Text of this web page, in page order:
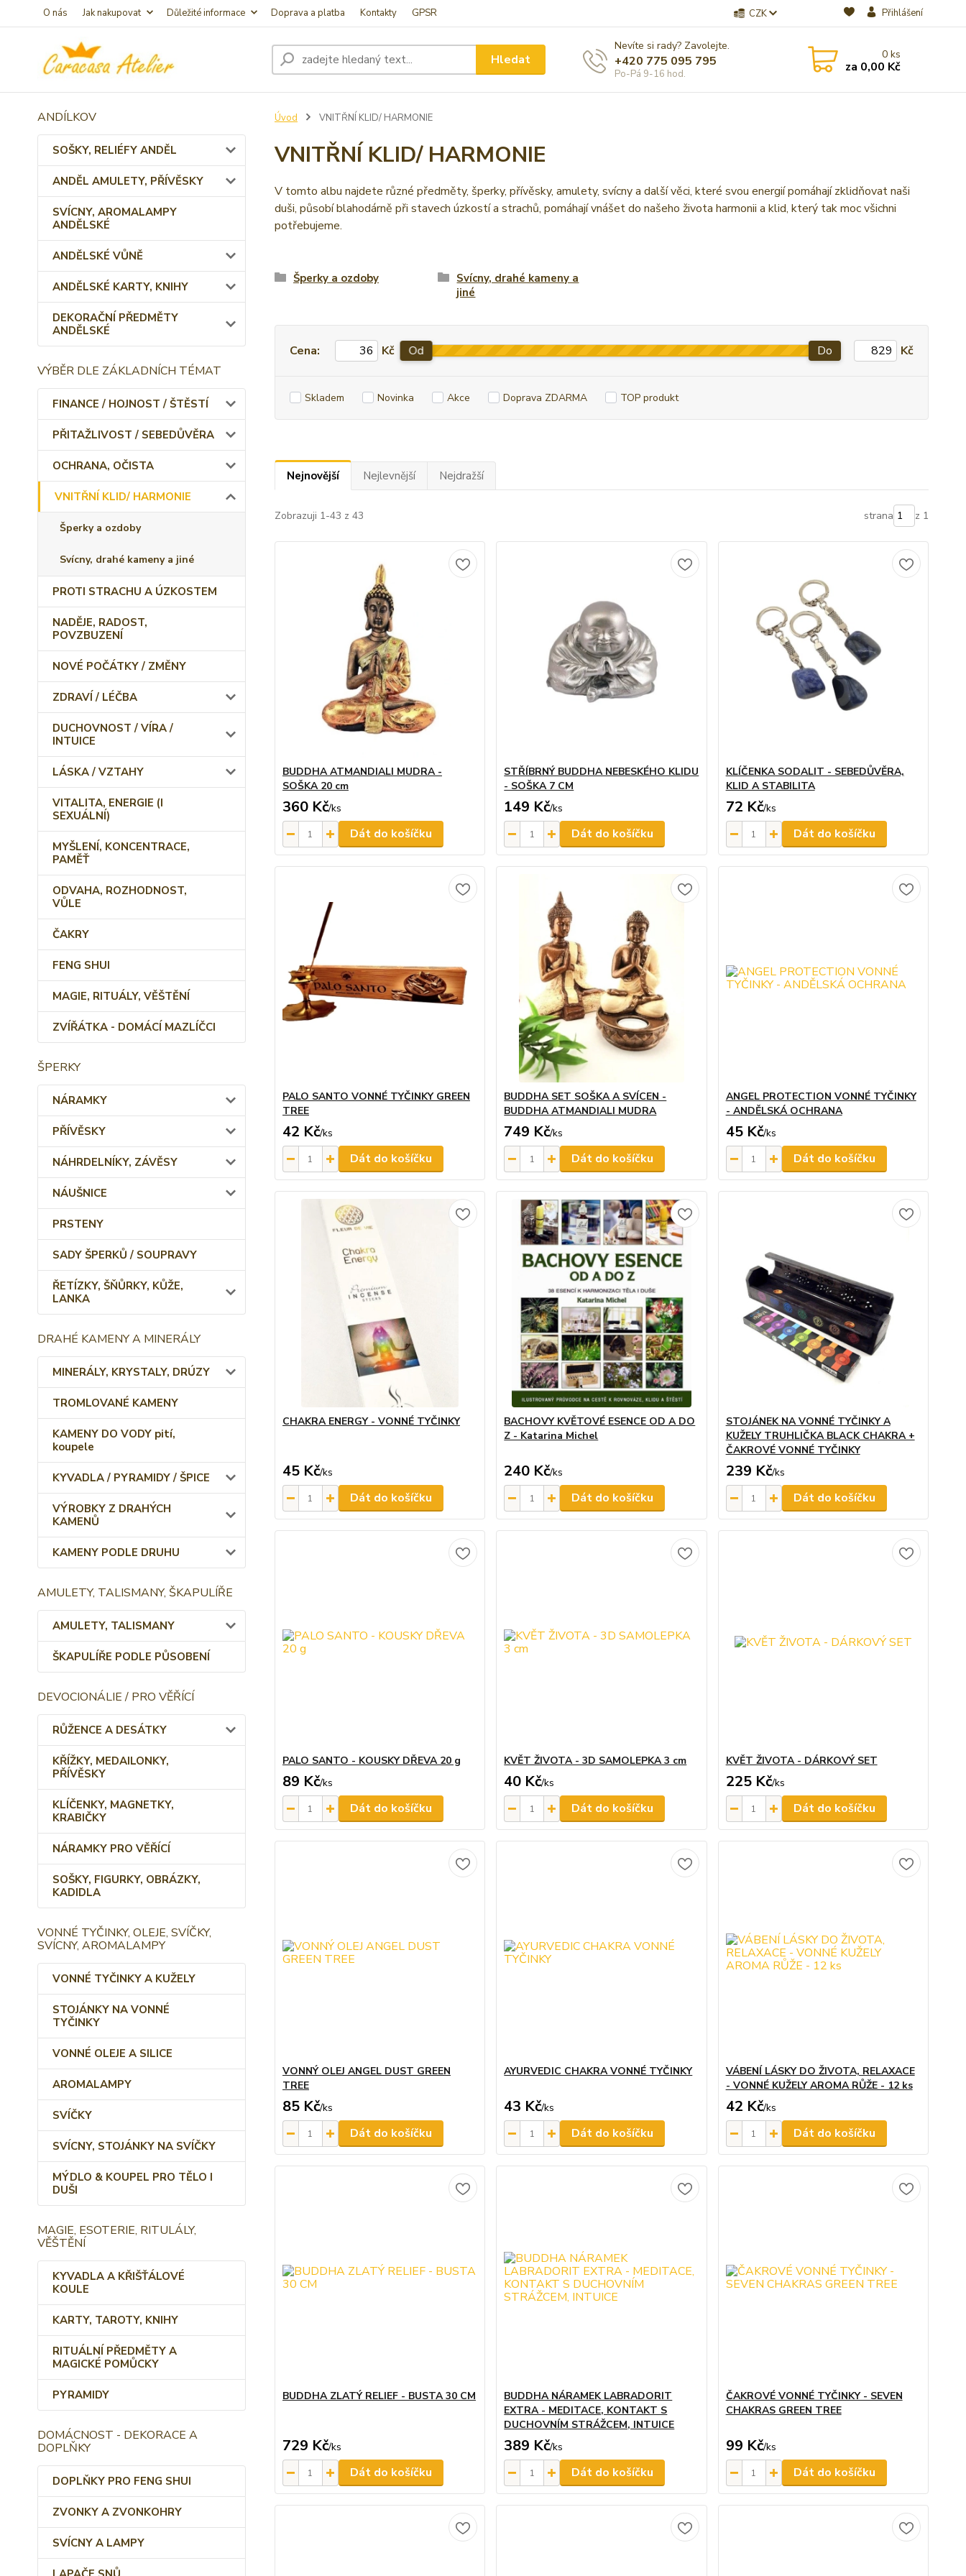
O nás Jak nakupovat Důležité informace Doprava a platba Kontakty GPSR CZK Přihlášení
Hledat
Nevíte si rady? Zavolejte.
+420 775 095 795
Po-Pá 9-16 hod.
0ks
za 0,00 Kč
ANDÍLKOV
SOŠKY, RELIÉFY ANDĚL
ANDĚL AMULETY, PŘÍVĚSKY
SVÍCNY, AROMALAMPY
ANDĚLSKÉ
ANDĚLSKÉ VŮNĚ
ANDĚLSKÉ KARTY, KNIHY
DEKORAČNÍ PŘEDMĚTY
ANDĚLSKÉ
VÝBĚR DLE ZÁKLADNÍCH TÉMAT
FINANCE / HOJNOST / ŠTĚSTÍ
PŘITAŽLIVOST / SEBEDŮVĚRA
OCHRANA, OČISTA
VNITŘNÍ KLID/ HARMONIE
Šperky a ozdoby
Svícny, drahé kameny a jiné
PROTI STRACHU A ÚZKOSTEM
NADĚJE, RADOST,
POVZBUZENÍ
NOVÉ POČÁTKY / ZMĚNY
ZDRAVÍ / LÉČBA
DUCHOVNOST / VÍRA /
INTUICE
LÁSKA / VZTAHY
VITALITA, ENERGIE (I
SEXUÁLNÍ)
MYŠLENÍ, KONCENTRACE,
PAMĚŤ
ODVAHA, ROZHODNOST,
VŮLE
ČAKRY
FENG SHUI
MAGIE, RITUÁLY, VĚŠTĚNÍ
ZVÍŘÁTKA - DOMÁCÍ MAZLÍČCI
ŠPERKY
NÁRAMKY
PŘÍVĚSKY
NÁHRDELNÍKY, ZÁVĚSY
NÁUŠNICE
PRSTENY
SADY ŠPERKŮ / SOUPRAVY
ŘETÍZKY, ŠŇŮRKY, KŮŽE,
LANKA
DRAHÉ KAMENY A MINERÁLY
MINERÁLY, KRYSTALY, DRÚZY
TROMLOVANÉ KAMENY
KAMENY DO VODY pití,
koupele
KYVADLA / PYRAMIDY / ŠPICE
VÝROBKY Z DRAHÝCH
KAMENŮ
KAMENY PODLE DRUHU
AMULETY, TALISMANY, ŠKAPULÍŘE
AMULETY, TALISMANY
ŠKAPULÍŘE PODLE PŮSOBENÍ
DEVOCIONÁLIE / PRO VĚŘÍCÍ
RŮŽENCE A DESÁTKY
KŘÍŽKY, MEDAILONKY,
PŘÍVĚSKY
KLÍČENKY, MAGNETKY,
KRABIČKY
NÁRAMKY PRO VĚŘÍCÍ
SOŠKY, FIGURKY, OBRÁZKY,
KADIDLA
VONNÉ TYČINKY, OLEJE, SVÍČKY,
SVÍCNY, AROMALAMPY
VONNÉ TYČINKY A KUŽELY
STOJÁNKY NA VONNÉ
TYČINKY
VONNÉ OLEJE A SILICE
AROMALAMPY
SVÍČKY
SVÍCNY, STOJÁNKY NA SVÍČKY
MÝDLO & KOUPEL PRO TĚLO I
DUŠI
MAGIE, ESOTERIE, RITULÁLY,
VĚŠTĚNÍ
KYVADLA A KŘIŠŤÁLOVÉ
KOULE
KARTY, TAROTY, KNIHY
RITUÁLNÍ PŘEDMĚTY A
MAGICKÉ POMŮCKY
PYRAMIDY
DOMÁCNOST - DEKORACE A
DOPLŇKY
DOPLŇKY PRO FENG SHUI
ZVONKY A ZVONKOHRY
SVÍCNY A LAMPY
Úvod VNITŘNÍ KLID/ HARMONIE
VNITŘNÍ KLID/ HARMONIE
V tomto albu najdete různé předměty, šperky, přívěsky, amulety, svícny a další věci, které svou energií pomáhají zklidňovat naši
duši, působí blahodárně při stavech úzkostí a strachů, pomáhají vnášet do našeho života harmonii a klid, který tak moc všichni
potřebujeme.
Šperky a ozdoby
Svícny, drahé kameny a
jiné
Cena: Kč Od Do Kč
Skladem Novinka Akce Doprava ZDARMA TOP produkt
Nejnovější Nejlevnější Nejdražší
Zobrazuji 1-43 z 43 strana z 1
BUDDHA ATMANDIALI MUDRA -
SOŠKA 20 cm
360 Kč/ks
Dát do košíčku
STŘÍBRNÝ BUDDHA NEBESKÉHO KLIDU
- SOŠKA 7 CM
149 Kč/ks
Dát do košíčku
KLÍČENKA SODALIT - SEBEDŮVĚRA,
KLID A STABILITA
72 Kč/ks
Dát do košíčku
PALO SANTO VONNÉ TYČINKY GREEN
TREE
42 Kč/ks
Dát do košíčku
BUDDHA SET SOŠKA A SVÍCEN -
BUDDHA ATMANDIALI MUDRA
749 Kč/ks
Dát do košíčku
ANGEL PROTECTION VONNÉ TYČINKY
- ANDĚLSKÁ OCHRANA
45 Kč/ks
Dát do košíčku
CHAKRA ENERGY - VONNÉ TYČINKY
45 Kč/ks
Dát do košíčku
BACHOVY KVĚTOVÉ ESENCE OD A DO
Z - Katarina Michel
240 Kč/ks
Dát do košíčku
STOJÁNEK NA VONNÉ TYČINKY A
KUŽELY TRUHLIČKA BLACK CHAKRA +
ČAKROVÉ VONNÉ TYČINKY
239 Kč/ks
Dát do košíčku
PALO SANTO - KOUSKY DŘEVA 20 g
89 Kč/ks
Dát do košíčku
KVĚT ŽIVOTA - 3D SAMOLEPKA 3 cm
40 Kč/ks
Dát do košíčku
KVĚT ŽIVOTA - DÁRKOVÝ SET
225 Kč/ks
Dát do košíčku
VONNÝ OLEJ ANGEL DUST GREEN
TREE
85 Kč/ks
Dát do košíčku
AYURVEDIC CHAKRA VONNÉ TYČINKY
43 Kč/ks
Dát do košíčku
VÁBENÍ LÁSKY DO ŽIVOTA, RELAXACE
- VONNÉ KUŽELY AROMA RŮŽE - 12 ks
42 Kč/ks
Dát do košíčku
BUDDHA ZLATÝ RELIEF - BUSTA 30 CM
729 Kč/ks
Dát do košíčku
BUDDHA NÁRAMEK LABRADORIT
EXTRA - MEDITACE, KONTAKT S
DUCHOVNÍM STRÁŽCEM, INTUICE
389 Kč/ks
Dát do košíčku
ČAKROVÉ VONNÉ TYČINKY - SEVEN
CHAKRAS GREEN TREE
99 Kč/ks
Dát do košíčku